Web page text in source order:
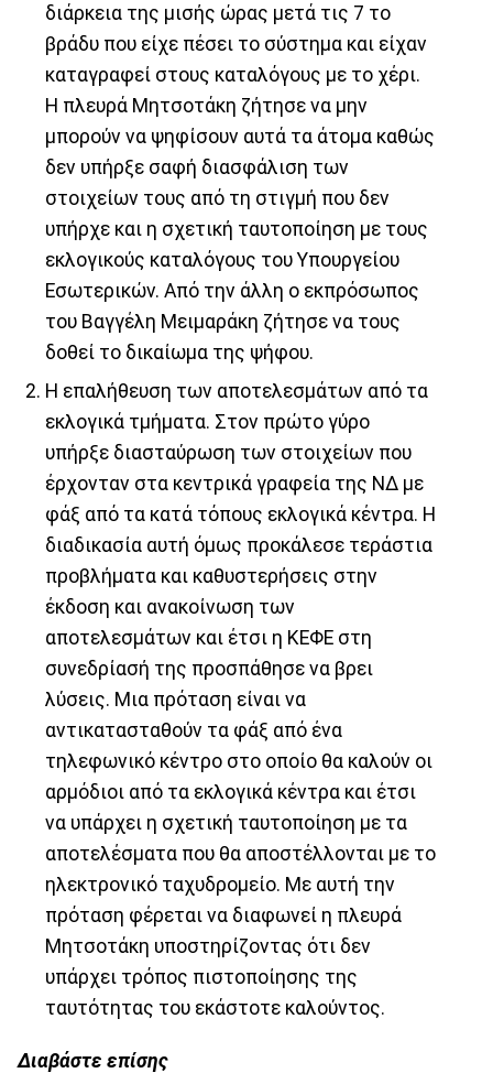
διάρκεια της μισής ώρας μετά τις 7 το
βράδυ που είχε πέσει το σύστημα και είχαν
καταγραφεί στους καταλόγους με το χέρι.
Η πλευρά Μητσοτάκη ζήτησε να μην
μπορούν να ψηφίσουν αυτά τα άτομα καθώς
δεν υπήρξε σαφή διασφάλιση των
στοιχείων τους από τη στιγμή που δεν
υπήρχε και η σχετική ταυτοποίηση με τους
εκλογικούς καταλόγους του Υπουργείου
Εσωτερικών. Από την άλλη ο εκπρόσωπος
του Βαγγέλη Μειμαράκη ζήτησε να τους
δοθεί το δικαίωμα της ψήφου.
Η επαλήθευση των αποτελεσμάτων από τα
εκλογικά τμήματα. Στον πρώτο γύρο
υπήρξε διασταύρωση των στοιχείων που
έρχονταν στα κεντρικά γραφεία της ΝΔ με
φάξ από τα κατά τόπους εκλογικά κέντρα. Η
διαδικασία αυτή όμως προκάλεσε τεράστια
προβλήματα και καθυστερήσεις στην
έκδοση και ανακοίνωση των
αποτελεσμάτων και έτσι η ΚΕΦΕ στη
συνεδρίασή της προσπάθησε να βρει
λύσεις. Μια πρόταση είναι να
αντικατασταθούν τα φάξ από ένα
τηλεφωνικό κέντρο στο οποίο θα καλούν οι
αρμόδιοι από τα εκλογικά κέντρα και έτσι
να υπάρχει η σχετική ταυτοποίηση με τα
αποτελέσματα που θα αποστέλλονται με το
ηλεκτρονικό ταχυδρομείο. Με αυτή την
πρόταση φέρεται να διαφωνεί η πλευρά
Μητσοτάκη υποστηρίζοντας ότι δεν
υπάρχει τρόπος πιστοποίησης της
ταυτότητας του εκάστοτε καλούντος.
Διαβάστε επίσης